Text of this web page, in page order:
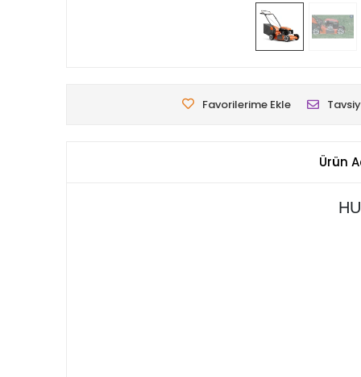
Favorilerime Ekle
Ürün